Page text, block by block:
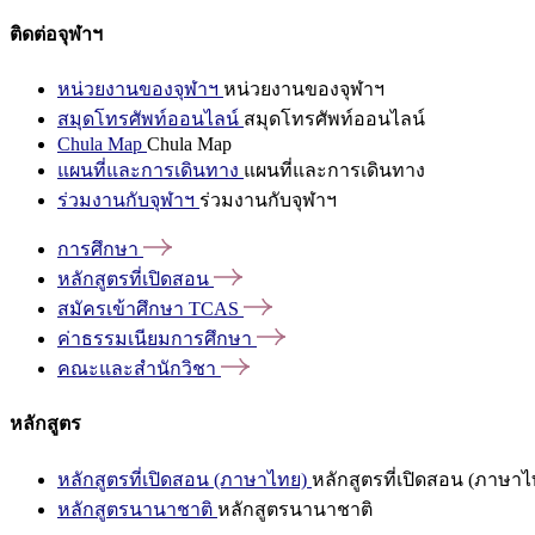
ติดต่อจุฬาฯ
หน่วยงานของจุฬาฯ หน่วยงานของจุฬาฯ
สมุดโทรศัพท์ออนไลน์ สมุดโทรศัพท์ออนไลน์
Chula Map Chula Map
แผนที่และการเดินทาง แผนที่และการเดินทาง
ร่วมงานกับจุฬาฯ ร่วมงานกับจุฬาฯ
การศึกษา
หลักสูตรที่เปิดสอน
สมัครเข้าศึกษา TCAS
ค่าธรรมเนียมการศึกษา
คณะและสำนักวิชา
หลักสูตร
หลักสูตรที่เปิดสอน (ภาษาไทย) หลักสูตรที่เปิดสอน (ภาษาไ
หลักสูตรนานาชาติ หลักสูตรนานาชาติ